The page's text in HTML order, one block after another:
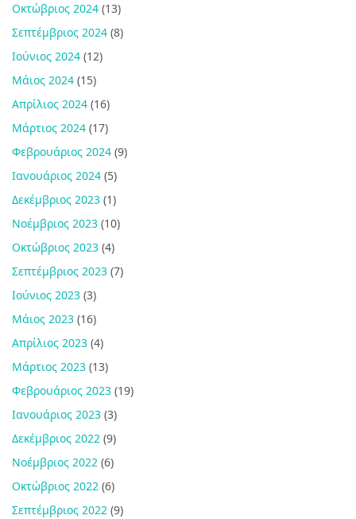
Οκτώβριος 2024 (13)
Σεπτέμβριος 2024 (8)
Ιούνιος 2024 (12)
Μάιος 2024 (15)
Απρίλιος 2024 (16)
Μάρτιος 2024 (17)
Φεβρουάριος 2024 (9)
Ιανουάριος 2024 (5)
Δεκέμβριος 2023 (1)
Νοέμβριος 2023 (10)
Οκτώβριος 2023 (4)
Σεπτέμβριος 2023 (7)
Ιούνιος 2023 (3)
Μάιος 2023 (16)
Απρίλιος 2023 (4)
Μάρτιος 2023 (13)
Φεβρουάριος 2023 (19)
Ιανουάριος 2023 (3)
Δεκέμβριος 2022 (9)
Νοέμβριος 2022 (6)
Οκτώβριος 2022 (6)
Σεπτέμβριος 2022 (9)